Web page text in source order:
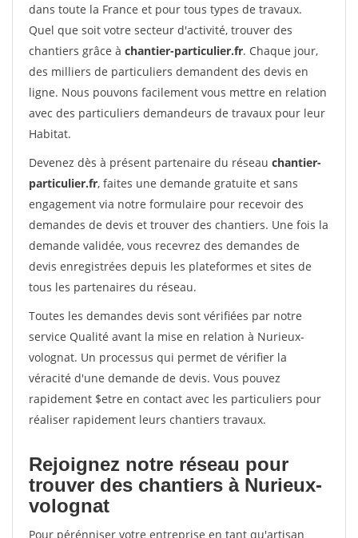
dans toute la France et pour tous types de travaux.
Quel que soit votre secteur d'activité, trouver des
chantiers grâce à chantier-particulier.fr. Chaque jour,
des milliers de particuliers demandent des devis en
ligne. Nous pouvons facilement vous mettre en relation
avec des particuliers demandeurs de travaux pour leur
Habitat.
Devenez dès à présent partenaire du réseau chantier-
particulier.fr, faites une demande gratuite et sans
engagement via notre formulaire pour recevoir des
demandes de devis et trouver des chantiers. Une fois la
demande validée, vous recevrez des demandes de
devis enregistrées depuis les plateformes et sites de
tous les partenaires du réseau.
Toutes les demandes devis sont vérifiées par notre
service Qualité avant la mise en relation à Nurieux-
volognat. Un processus qui permet de vérifier la
véracité d'une demande de devis. Vous pouvez
rapidement $etre en contact avec les particuliers pour
réaliser rapidement leurs chantiers travaux.
Rejoignez notre réseau pour
trouver des chantiers à Nurieux-
volognat
Pour pérénniser votre entreprise en tant qu'artisan